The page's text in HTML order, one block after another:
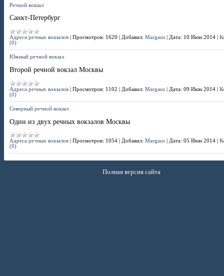
Речной вокзал
Санкт-Петербург
Адреса речных вокзалов Просмотров: 1620 Добавил: Margaus Дата: 10 Июн 2014
(0)
Южный речной вокзал
Второй речной вокзал Москвы
Адреса речных вокзалов Просмотров: 1102 Добавил: Margaus Дата: 09 Июн 2014
(0)
Северный речной вокзал
Один из двух речных вокзалов Москвы
Адреса речных вокзалов Просмотров: 1054 Добавил: Margaus Дата: 05 Июн 2014
(0)
Полная версия сайта